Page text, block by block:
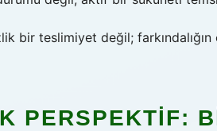
bir teslimiyet değil;
PERSPEKTIF: